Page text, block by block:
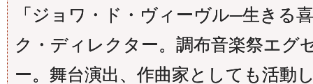
「ジョワ・ド・ヴィーヴル─生きる
ク・ディレクター。調布音楽祭エグ
ー。舞台演出、作曲家としても活動